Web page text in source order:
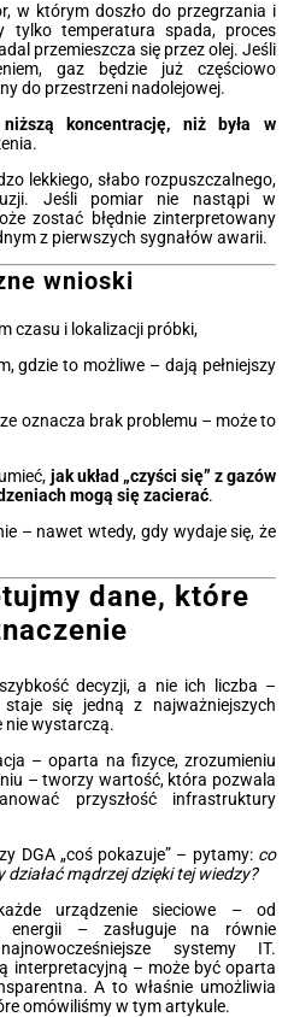
w którym doszło do przegrzania i
tylko temperatura spada, proces
przemieszcza się przez olej. Jeśli
gaz będzie już częściowo
do przestrzeni nadolejowej.
koncentrację, niż była w
lekkiego, słabo rozpuszczalnego,
Jeśli pomiar nie nastąpi w
zostać błędnie zinterpretowany
z pierwszych sygnałów awarii.
wnioski
czasu i lokalizacji próbki,
gdzie to możliwe – dają pełniejszy
oznacza brak problemu – może to
jak układ „czyści się” z gazów
mogą się zacierać.
– nawet wtedy, gdy wydaje się, że
dane, które
decyzji, a nie ich liczba –
się jedną z najważniejszych
nie wystarczą.
– oparta na fizyce, zrozumieniu
– tworzy wartość, która pozwala
przyszłość infrastruktury
DGA „coś pokazuje” – pytamy: co
działać mądrzej dzięki tej wiedzy?
urządzenie sieciowe – od
energii – zasługuje na równie
systemy IT.
interpretacyjną – może być oparta
A to właśnie umożliwia
omówiliśmy w tym artykule.